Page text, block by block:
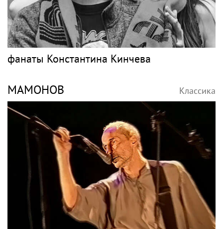
«Скучаю!»: Анна Нетребко трогательно
отреагировала на отъезд 17-летнего сына
Рок
КИНЧЕВ Классика